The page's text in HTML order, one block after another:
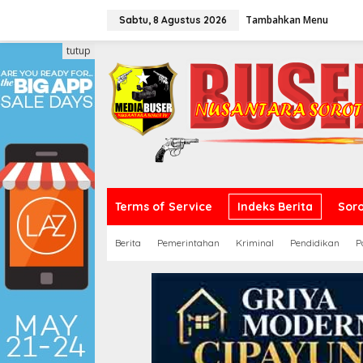
i
k
e
n
t
e
Sabtu, 8 Agustus 2026 Tambahkan Menu
Terms of Service Indeks Berita
Berita Pemerintahan Kriminal Pendidikan
tutup